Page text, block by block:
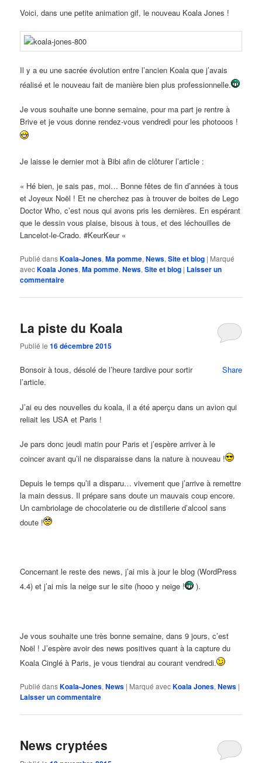
Voici, dans une petite animation gif, le nouveau Koala Jones !
Il y a eu une sacrée évolution entre l’ancien Koala que j’avais
réalisé et le nouveau fait de manière bien plus professionnelle.
Je vous souhaite une bonne semaine, pour ma part je rentre à
Brive et je vous donne rendez-vous vendredi pour les photooos !
Je laisse le dernier mot à Bibi afin de clôturer l’article :
« Hé bien, je sais pas, moi… Bonne fêtes de fin d’années à tous
et Joyeux Noël ! Et ne cherchez pas à trouver de boites de Lego
Doctor Who, c’est nous qui avons pris les dernières. En espérant
que le dessin vous plaise, bisous à tous, et des léchouilles de
Lancelot-le-Crado. #KeurKeur «
Publié dansKoala-Jones,Ma pomme,News,Site et blog | Marqué
avecKoala Jones,Ma pomme,News,Site et blog | Laisser un
commentaire
La piste du Koala
Publié le16 décembre 2015
Share
Bonsoir à tous, désolé de l’heure tardive pour sortir
l’article.
J’ai eu des nouvelles du koala, il a été aperçu dans un avion qui
reliait les USA et Paris !
Je pars donc jeudi matin pour Paris et j’espère arriver à le
coincer avant qu’il ne disparaisse dans la nature à nouveau !
Depuis le temps qu’il a disparu… vivement que j’arrive à remettre
la main dessus. Il prépare sans doute un mauvais coup encore.
Un cambriolage de chocolaterie ou de distillerie d’alcool sans
doute !
Concernant le reste des news, j’ai mis à jour le blog (WordPress
4.4) et j’ai mis la neige sur le site (hooo y neige !
).
Je vous souhaite une très bonne semaine, dans 9 jours, c’est
Noël ! J’espère avoir des news positives quant à la capture du
Koala Cinglé à Paris, je vous tiendrai au courant vendredi.
Publié dansKoala-Jones,News | Marqué avecKoala Jones,News |
Laisser un commentaire
News cryptées